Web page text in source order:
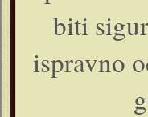
biti
ispravno